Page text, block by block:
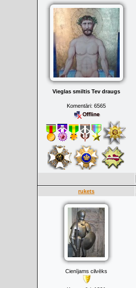
Vieglas smiltis Tev draugs
Komentāri: 6565
rukets
Cienījams cilvēks